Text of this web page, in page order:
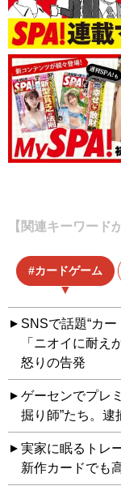
【関連キーワード
カードゲーム
SNSで話題“カー
「ニオイに耐え
怒りの告発
ゲーセンでプレ
掘り師”たち。逮
実家に眠るトレ
新作カードでも